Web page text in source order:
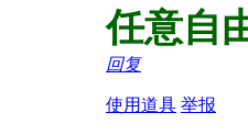
任意自
回复
使用道具 举报